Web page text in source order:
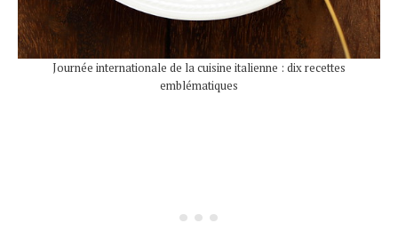
Journée internationale de la cuisine italienne : dix recettes
emblématiques